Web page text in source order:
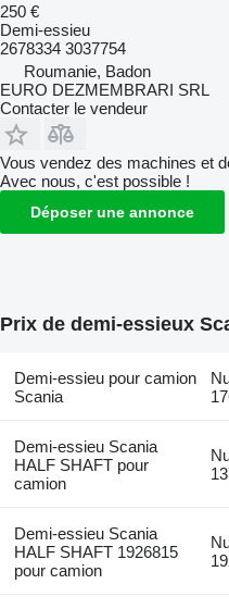
250 €
Demi-essieu
2678334 3037754
Roumanie, Badon
EURO DEZMEMBRARI SRL
Contacter le vendeur
Vous vendez des machines et
Avec nous, c'est possible !
Déposer une annonce
Prix de demi-essieux
Demi-essieu pour camion
Scania
Demi-essieu Scania
HALF SHAFT pour
camion
Demi-essieu Scania
HALF SHAFT 1926815
pour camion